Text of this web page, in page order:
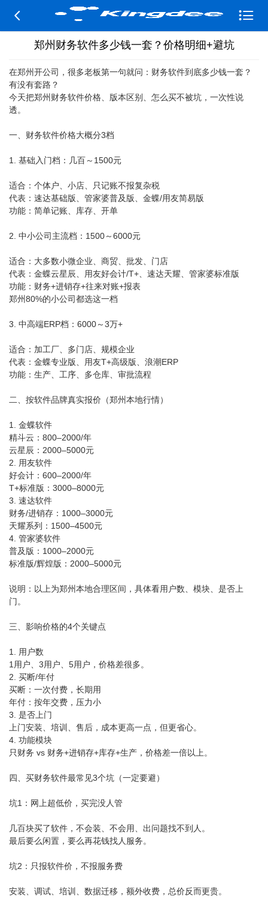
 
郑州财务软件多少钱一套？价格明细+避坑
在郑州开公司，很多老板第一句就问：财务软件到底多少钱一套？
有没有套路？
今天把郑州财务软件价格、版本区别、怎么买不被坑，一次性说
透。
一、财务软件价格大概分3档
1. 基础入门档：几百～1500元
适合：个体户、小店、只记账不报复杂税
代表：速达基础版、管家婆普及版、金蝶/用友简易版
功能：简单记账、库存、开单
2. 中小公司主流档：1500～6000元
适合：大多数小微企业、商贸、批发、门店
代表：金蝶云星辰、用友好会计/T+、速达天耀、管家婆标准版
功能：财务+进销存+往来对账+报表
郑州80%的小公司都选这一档
3. 中高端ERP档：6000～3万+
适合：加工厂、多门店、规模企业
代表：金蝶专业版、用友T+高级版、浪潮ERP
功能：生产、工序、多仓库、审批流程
二、按软件品牌真实报价（郑州本地行情）
1. 金蝶软件
精斗云：800–2000/年
云星辰：2000–5000元
2. 用友软件
好会计：600–2000/年
T+标准版：3000–8000元
3. 速达软件
财务/进销存：1000–3000元
天耀系列：1500–4500元
4. 管家婆软件
普及版：1000–2000元
标准版/辉煌版：2000–5000元
说明：以上为郑州本地合理区间，具体看用户数、模块、是否上
门。
三、影响价格的4个关键点
1. 用户数
1用户、3用户、5用户，价格差很多。
2. 买断/年付
买断：一次付费，长期用
年付：按年交费，压力小
3. 是否上门
上门安装、培训、售后，成本更高一点，但更省心。
4. 功能模块
只财务 vs 财务+进销存+库存+生产，价格差一倍以上。
四、买财务软件最常见3个坑（一定要避）
坑1：网上超低价，买完没人管
几百块买了软件，不会装、不会用、出问题找不到人。
最后要么闲置，要么再花钱找人服务。
坑2：只报软件价，不报服务费
安装、调试、培训、数据迁移，额外收费，总价反而更贵。